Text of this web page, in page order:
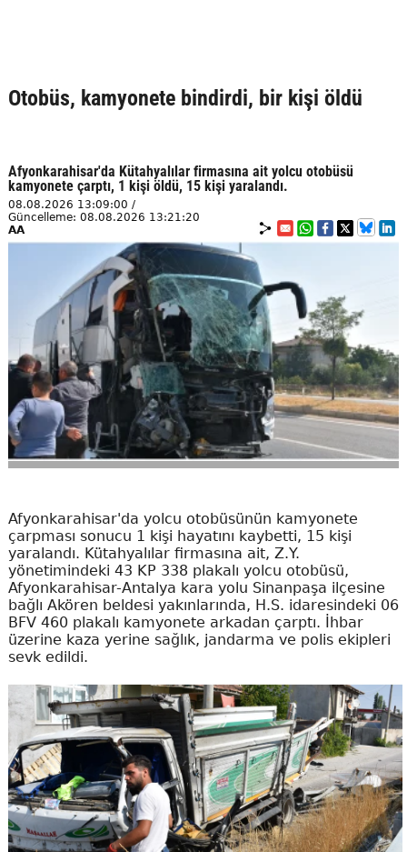
Otobüs, kamyonete bindirdi, bir kişi öldü
Afyonkarahisar'da Kütahyalılar firmasına ait yolcu otobüsü
kamyonete çarptı, 1 kişi öldü, 15 kişi yaralandı.
08.08.2026 13:09:00 /
Güncelleme: 08.08.2026 13:21:20
AA
Afyonkarahisar'da yolcu otobüsünün kamyonete
çarpması sonucu 1 kişi hayatını kaybetti, 15 kişi
yaralandı. Kütahyalılar firmasına ait, Z.Y.
yönetimindeki 43 KP 338 plakalı yolcu otobüsü,
Afyonkarahisar-Antalya kara yolu Sinanpaşa ilçesine
bağlı Akören beldesi yakınlarında, H.S. idaresindeki 06
BFV 460 plakalı kamyonete arkadan çarptı. İhbar
üzerine kaza yerine sağlık, jandarma ve polis ekipleri
sevk edildi.